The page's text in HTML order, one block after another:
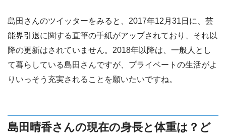
島田さんのツイッターをみると、2017年12月31日に、芸
能界引退に関する直筆の手紙がアップされており、それ以
降の更新はされていません。2018年以降は、一般人とし
て暮らしている島田さんですが、プライベートの生活がよ
りいっそう充実されることを願いたいですね。
島田晴香さんの現在の身長と体重は？ど